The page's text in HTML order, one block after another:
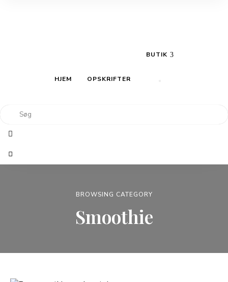
HJEM OPSKRIFTER
BUTIK
BROWSING CATEGORY
Smoothie